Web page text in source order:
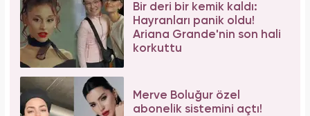
Bir deri bir kemik kaldı:
Hayranları panik oldu!
Ariana Grande'nin son hali
korkuttu
Merve Boluğur özel
abonelik sistemini açtı!